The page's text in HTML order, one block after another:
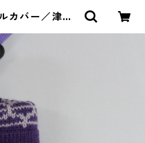
カバー／津田
：紫 | イラ
ッズショップ